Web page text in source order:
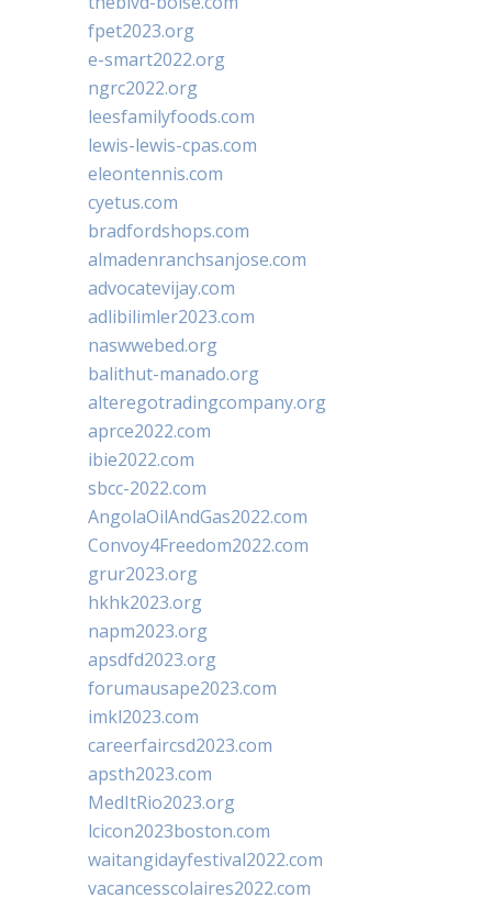
fpet2023.org
e-smart2022.org
ngrc2022.org
leesfamilyfoods.com
lewis-lewis-cpas.com
eleontennis.com
cyetus.com
bradfordshops.com
almadenranchsanjose.com
advocatevijay.com
adlibilimler2023.com
naswwebed.org
balithut-manado.org
alteregotradingcompany.org
aprce2022.com
ibie2022.com
sbcc-2022.com
AngolaOilAndGas2022.com
Convoy4Freedom2022.com
grur2023.org
hkhk2023.org
napm2023.org
apsdfd2023.org
forumausape2023.com
imkl2023.com
careerfaircsd2023.com
apsth2023.com
MedItRio2023.org
lcicon2023boston.com
waitangidayfestival2022.com
vacancesscolaires2022.com